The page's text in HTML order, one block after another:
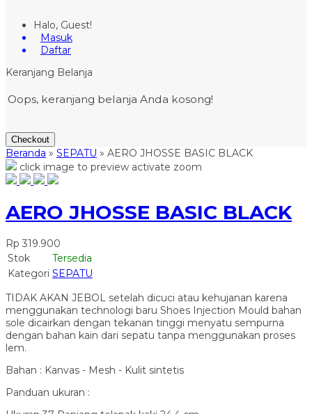
Halo, Guest!
Masuk
Daftar
Keranjang Belanja
Oops, keranjang belanja Anda kosong!
Checkout
Beranda » SEPATU » AERO JHOSSE BASIC BLACK
click image to preview activate zoom
AERO JHOSSE BASIC BLACK
Rp 319.900
Stok
Tersedia
Kategori SEPATU
TIDAK AKAN JEBOL setelah dicuci atau kehujanan karena
menggunakan technologi baru Shoes Injection Mould bahan
sole dicairkan dengan tekanan tinggi menyatu sempurna
dengan bahan kain dari sepatu tanpa menggunakan proses
lem.
Bahan : Kanvas - Mesh - Kulit sintetis
Panduan ukuran :